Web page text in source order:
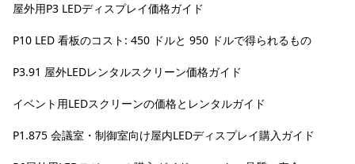
屋外用P3 LEDディスプレイ価格ガイド
P10 LED 看板のコスト: 450 ドルと 950 ドルで得られるもの
P3.91 屋外LEDレンタルスクリーン価格ガイド
イベント用LEDスクリーンの価格とレンタルガイド
P1.875 会議室・制御室向け屋内LEDディスプレイ購入ガイド